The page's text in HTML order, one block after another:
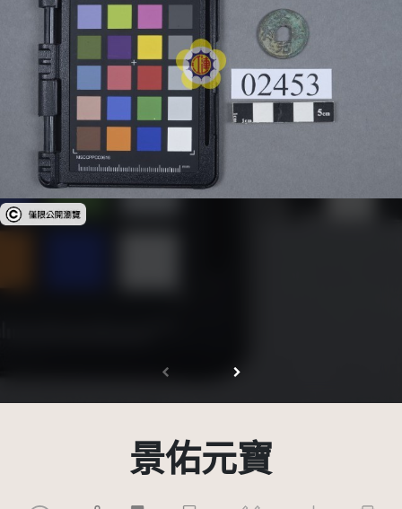
受著作權法保護-僅限於本平台有限度公開瀏覽
景佑元寶